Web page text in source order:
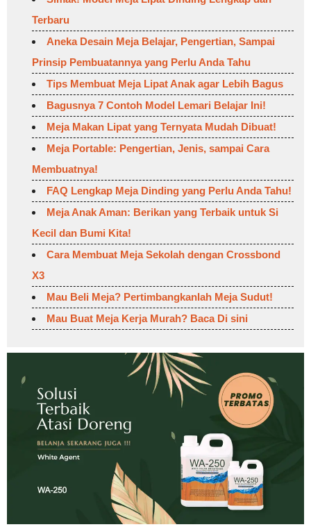
Terbaru
Aneka Desain Meja Belajar, Pengertian, Sampai
Prinsip Pembuatannya yang Perlu Anda Tahu
Tips Membuat Meja Lipat Anak agar Lebih Bagus
Bagusnya 7 Contoh Model Lemari Belajar Ini!
Meja Makan Lipat yang Ternyata Mudah Dibuat!
Meja Portable: Pengertian, Jenis, sampai Cara
Membuatnya!
FAQ Lengkap Meja Dinding yang Perlu Anda Tahu!
Meja Anak Aman: Berikan yang Terbaik untuk Si
Kecil dan Bumi Kita!
Cara Membuat Meja Sekolah dengan Crossbond
X3
Mau Beli Meja? Pertimbangkanlah Meja Sudut!
Mau Buat Meja Kerja Murah? Baca Di sini